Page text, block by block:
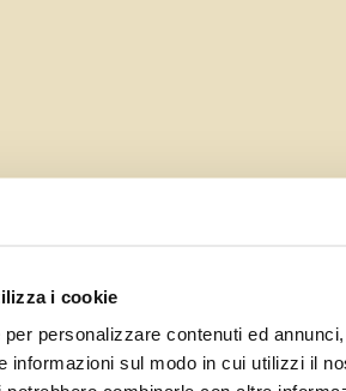
i cookie
personalizzare contenuti ed
informazioni sul modo in cui utilizzi il